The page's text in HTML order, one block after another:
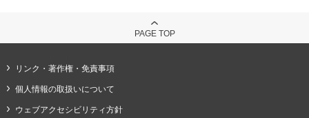
PAGE TOP
リンク・著作権・免責事項
個人情報の取扱いについて
ウェブアクセシビリティ方針